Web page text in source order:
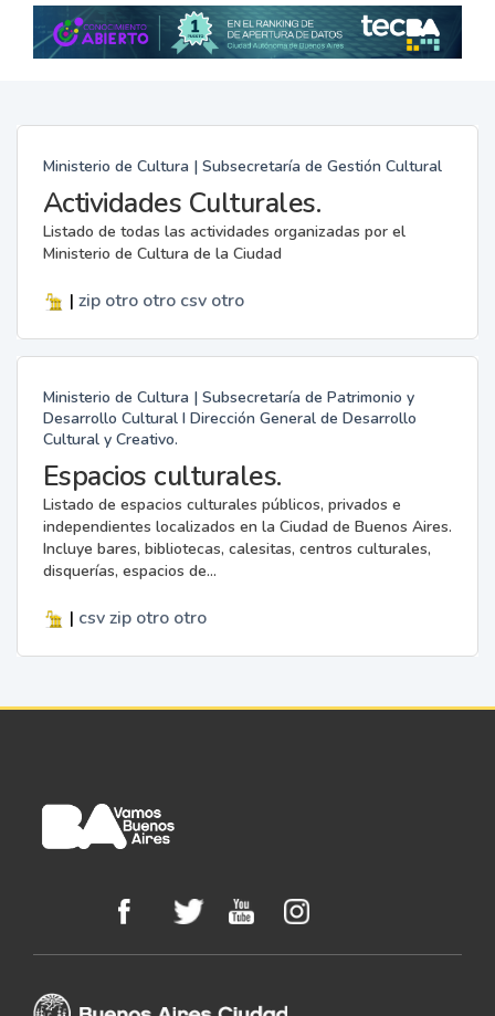
Ministerio de Cultura | Subsecretaría de Gestión Cultural
Actividades Culturales.
Listado de todas las actividades organizadas por el
Ministerio de Cultura de la Ciudad
| zip otro otro csv otro
Ministerio de Cultura | Subsecretaría de Patrimonio y
Desarrollo Cultural I Dirección General de Desarrollo
Cultural y Creativo.
Espacios culturales.
Listado de espacios culturales públicos, privados e
independientes localizados en la Ciudad de Buenos Aires.
Incluye bares, bibliotecas, calesitas, centros culturales,
disquerías, espacios de...
| csv zip otro otro